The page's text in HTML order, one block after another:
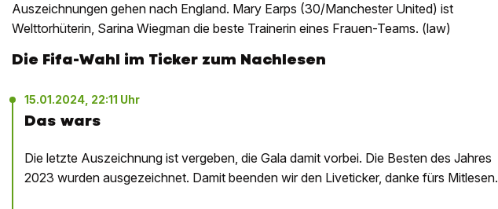
Auszeichnungen gehen nach England. Mary Earps (30/Manchester United) ist
Welttorhüterin, Sarina Wiegman die beste Trainerin eines Frauen-Teams. (law)
Die Fifa-Wahl im Ticker zum Nachlesen
15.01.2024, 22:11 Uhr
Das wars
Die letzte Auszeichnung ist vergeben, die Gala damit vorbei. Die Besten des Jahres
2023 wurden ausgezeichnet. Damit beenden wir den Liveticker, danke fürs Mitlesen.